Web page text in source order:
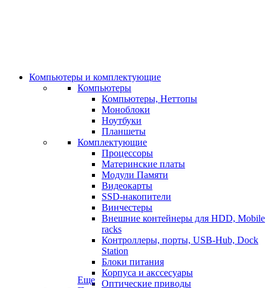
Компьютеры и комплектующие
Компьютеры
Компьютеры, Неттопы
Моноблоки
Ноутбуки
Планшеты
Комплектующие
Процессоры
Материнские платы
Модули Памяти
Видеокарты
SSD-накопители
Винчестеры
Внешние контейнеры для HDD, Mobile
racks
Контроллеры, порты, USB-Hub, Dock
Station
Блоки питания
Корпуса и акссесуары
Оптические приводы
Еще